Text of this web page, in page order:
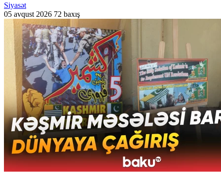
Siyasət
05 avqust 2026 72 baxış